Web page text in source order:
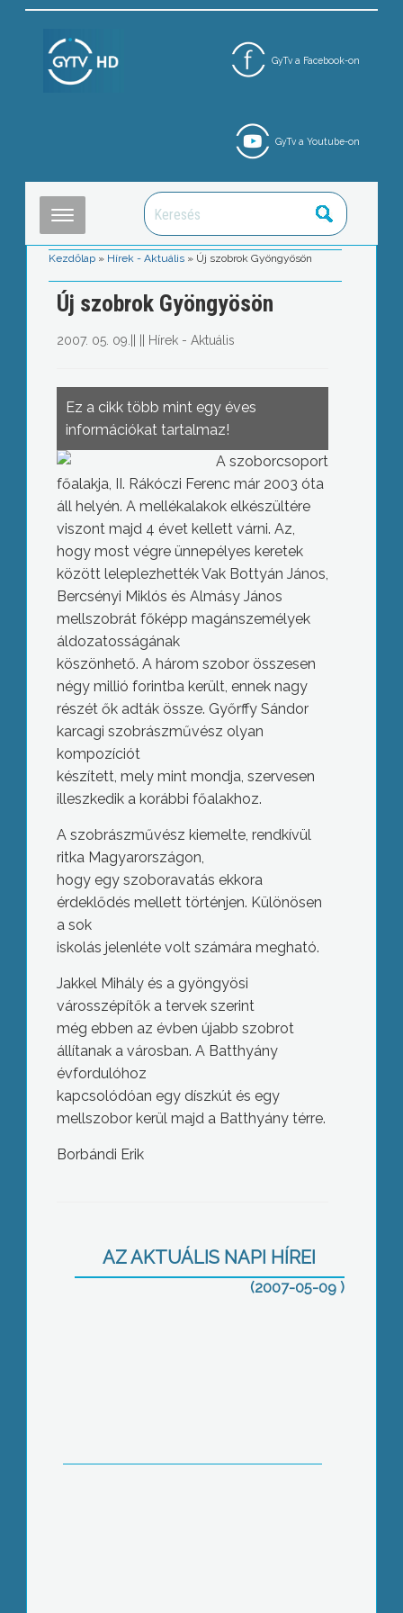
GyTv a Facebook-on
GyTv a Youtube-on
Kezdőlap » Hírek - Aktuális » Új szobrok Gyöngyösön
Új szobrok Gyöngyösön
2007. 05. 09. Hírek - Aktuális
Ez a cikk több mint egy éves
információkat tartalmaz!
A szoborcsoport
főalakja, II. Rákóczi Ferenc már 2003 óta
áll helyén. A mellékalakok elkészültére
viszont majd 4 évet kellett várni. Az,
hogy most végre ünnepélyes keretek
között leleplezhették Vak Bottyán János,
Bercsényi Miklós és Almásy János
mellszobrát főképp magánszemélyek
áldozatosságának
köszönhető. A három szobor összesen
négy millió forintba került, ennek nagy
részét ők adták össze. Győrffy Sándor
karcagi szobrászművész olyan
kompozíciót
készített, mely mint mondja, szervesen
illeszkedik a korábbi főalakhoz.
A szobrászművész kiemelte, rendkívül
ritka Magyarországon,
hogy egy szoboravatás ekkora
érdeklődés mellett történjen. Különösen
a sok
iskolás jelenléte volt számára megható.
Jakkel Mihály és a gyöngyösi
városszépítők a tervek szerint
még ebben az évben újabb szobrot
állítanak a városban. A Batthyány
évfordulóhoz
kapcsolódóan egy díszkút és egy
mellszobor kerül majd a Batthyány térre.
Borbándi Erik
AZ AKTUÁLIS NAPI HÍREI
(2007-05-09 )
Népdalest – Kalocsai Máriával